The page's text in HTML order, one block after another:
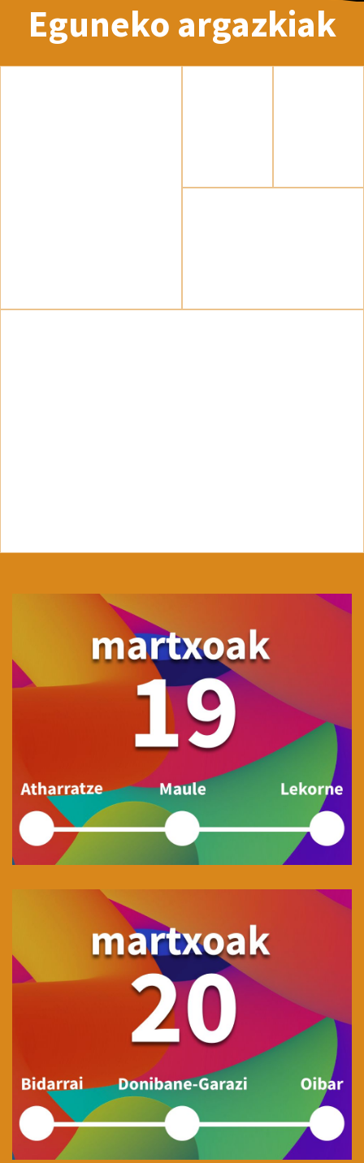
Eguneko argazkiak